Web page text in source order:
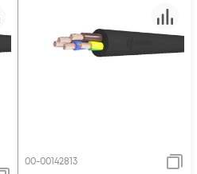
00-00142813